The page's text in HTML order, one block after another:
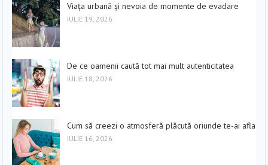
Viața urbană și nevoia de momente de evadare
IULIE 19, 2026
De ce oamenii caută tot mai mult autenticitatea
IULIE 18, 2026
Cum să creezi o atmosferă plăcută oriunde te-ai afla
IULIE 16, 2026